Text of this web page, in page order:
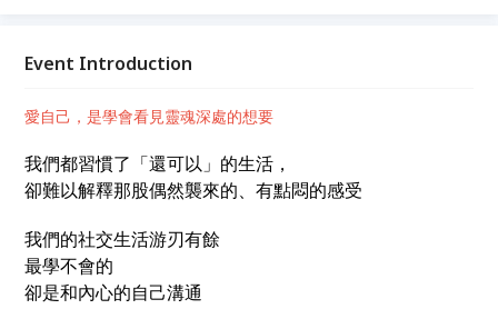
Event Introduction
愛自己，是學會看見靈魂深處的想要
我們都習慣了「還可以」的生活，
卻難以解釋那股偶然襲來的、有點悶的感受
我們的社交生活游刃有餘
最學不會的
卻是和內心的自己溝通